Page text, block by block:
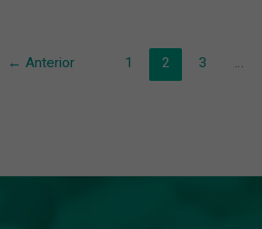
← Anterior 1 2 3 …